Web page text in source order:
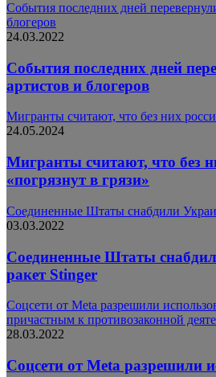
События последних дней
блогеров
24.03.2022
События последних дней
артистов и блогеров
Мигранты считают, что без них
24.05.2024
Мигранты считают, что без
«погрязнут в грязи»
Соединенные Штаты снабдили
03.03.2022
Соединенные Штаты
ракет Stinger
Соцсети от Meta разрешили
причастным к противозаконной
28.03.2022
Соцсети от Meta разрешили